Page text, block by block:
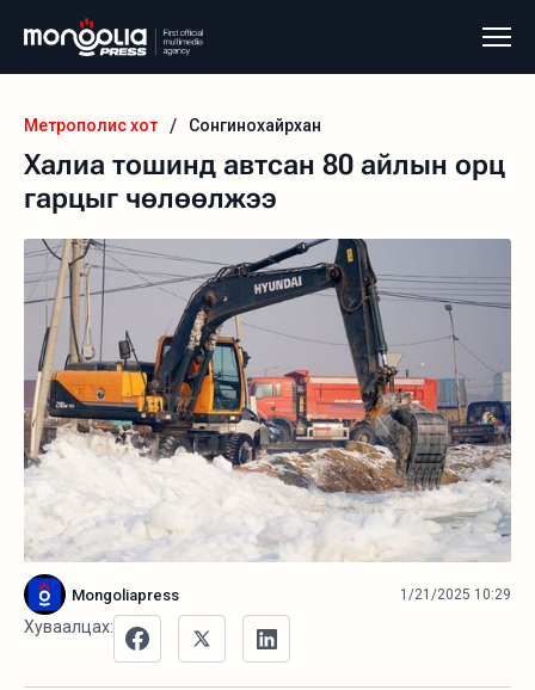
Метрополис хот / Сонгинохайрхан
Халиа тошинд автсан 80 айлын орц
гарцыг чөлөөлжээ
Mongoliapress 1/21/2025 10:29
Хуваалцах: